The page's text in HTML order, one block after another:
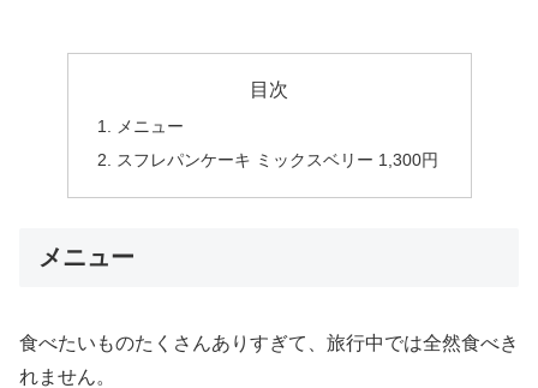
目次
メニュー
スフレパンケーキ ミックスベリー 1,300円
メニュー
食べたいものたくさんありすぎて、旅行中では全然食べき
れません。